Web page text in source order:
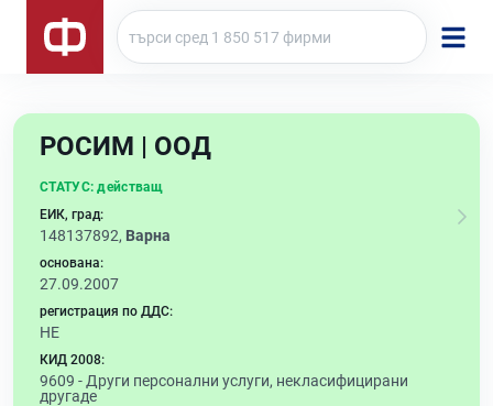
РОСИМ | ООД
СТАТУС: действащ
ЕИК, град:
148137892, Варна
основана:
27.09.2007
регистрация по ДДС:
НЕ
КИД 2008:
9609 - Други персонални услуги, некласифицирани
другаде